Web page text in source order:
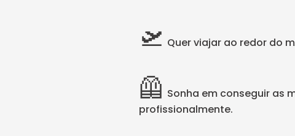
🛫 Quer viajar ao redor do
🦺 Sonha em conseguir as
profissionalmente.